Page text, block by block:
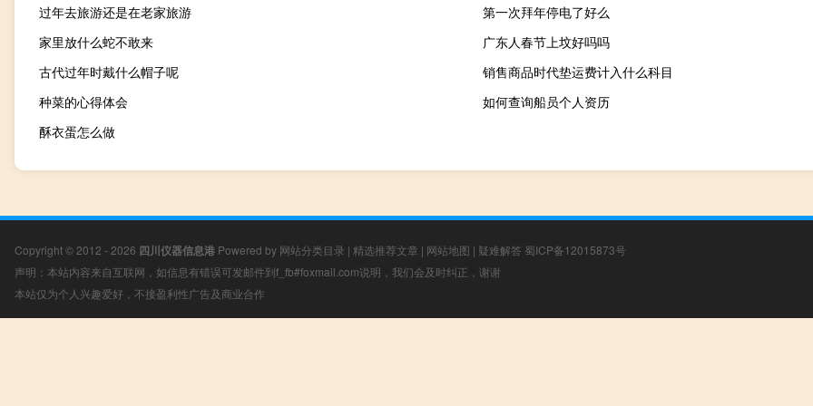
过年去旅游还是在老家旅游
第一次拜年停电了好么
家里放什么蛇不敢来
广东人春节上坟好吗吗
古代过年时戴什么帽子呢
销售商品时代垫运费计入什么科目
种菜的心得体会
如何查询船员个人资历
酥衣蛋怎么做
Copyright © 2012 - 2026 四川仪器信息港 Powered by 网站分类目录 | 精选推荐文章 | 网站地图 | 疑难解答 蜀ICP备12015873号
声明：本站内容来自互联网，如信息有错误可发邮件到f_fb#foxmail.com说明，我们会及时纠正，谢谢
本站仅为个人兴趣爱好，不接盈利性广告及商业合作